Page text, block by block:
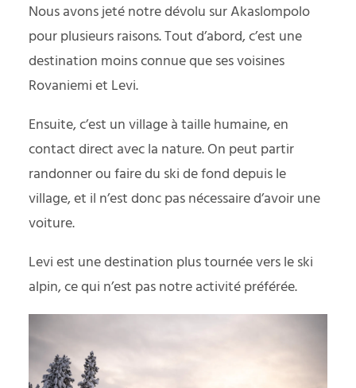
Nous avons jeté notre dévolu sur Akaslompolo
pour plusieurs raisons. Tout d’abord, c’est une
destination moins connue que ses voisines
Rovaniemi et Levi.
Ensuite, c’est un village à taille humaine, en
contact direct avec la nature. On peut partir
randonner ou faire du ski de fond depuis le
village, et il n’est donc pas nécessaire d’avoir une
voiture.
Levi est une destination plus tournée vers le ski
alpin, ce qui n’est pas notre activité préférée.